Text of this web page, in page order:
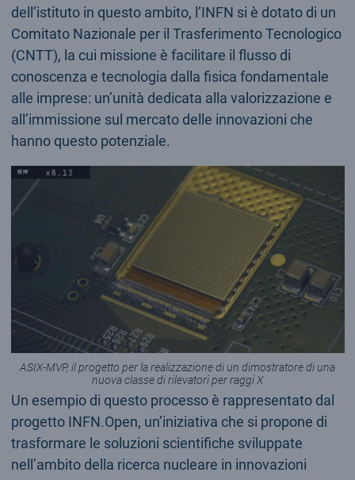
dell’istituto in questo ambito, l’INFN si è dotato di un
Comitato Nazionale per il Trasferimento Tecnologico
(CNTT), la cui missione è facilitare il flusso di
conoscenza e tecnologia dalla fisica fondamentale
alle imprese: un’unità dedicata alla valorizzazione e
all’immissione sul mercato delle innovazioni che
hanno questo potenziale.
ASIX-MVP, il progetto per la realizzazione di un dimostratore di una
nuova classe di rilevatori per raggi X
Un esempio di questo processo è rappresentato dal
progetto INFN.Open, un’iniziativa che si propone di
trasformare le soluzioni scientifiche sviluppate
nell’ambito della ricerca nucleare in innovazioni